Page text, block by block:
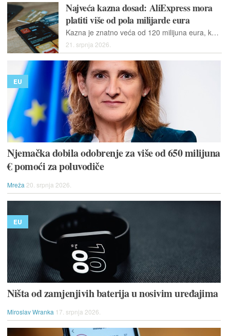
Najveća kazna dosad: AliExpress mora
platiti više od pola milijarde eura
Kazna je znatno veća od 120 milijuna eura, koliko je dobila platforma X u vlasništu Elona Muska u prosincu prošle godine, i 200 milijuna eura, s koliko je Temu kažnjen prošlog svibnja
21. srpnja 2026.
EU
Njemačka dobila odobrenje za više od 650 milijuna
€ pomoći za poluvodiče
Mreža 20. srpnja 2026.
EU
Ništa od zamjenjivih baterija u nosivim uređajima
Miroslav Wranka 17. srpnja 2026.